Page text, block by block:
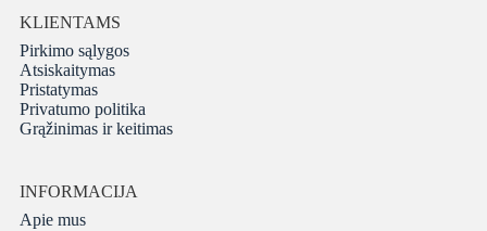
KLIENTAMS
Pirkimo sąlygos
Atsiskaitymas
Pristatymas
Privatumo politika
Grąžinimas ir keitimas
INFORMACIJA
Apie mus